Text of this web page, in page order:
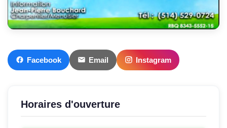
Facebook Email Instagram
Horaires d'ouverture